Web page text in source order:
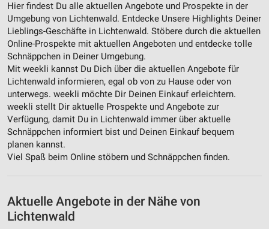
Hier findest Du alle aktuellen Angebote und Prospekte in der
Umgebung von Lichtenwald. Entdecke Unsere Highlights Deiner
Lieblings-Geschäfte in Lichtenwald. Stöbere durch die aktuellen
Online-Prospekte mit aktuellen Angeboten und entdecke tolle
Schnäppchen in Deiner Umgebung.
Mit weekli kannst Du Dich über die aktuellen Angebote für
Lichtenwald informieren, egal ob von zu Hause oder von
unterwegs. weekli möchte Dir Deinen Einkauf erleichtern.
weekli stellt Dir aktuelle Prospekte und Angebote zur
Verfügung, damit Du in Lichtenwald immer über aktuelle
Schnäppchen informiert bist und Deinen Einkauf bequem
planen kannst.
Viel Spaß beim Online stöbern und Schnäppchen finden.
Aktuelle Angebote in der Nähe von
Lichtenwald